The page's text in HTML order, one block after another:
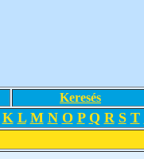
Keresés
K L M N O P Q R S T